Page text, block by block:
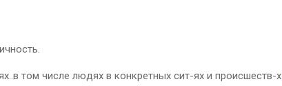
том числе людях в конкретных сит-ях и происшеств-х